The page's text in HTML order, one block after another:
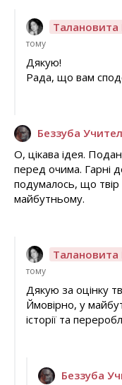
Талановита
тому
Дякую!
Рада, що вам
Беззуба
О, цікава ідея.
перед очима. Гарні
подумалось, що
майбутньому.
Талановита
тому
Дякую за оцінку
Ймовірно, у
історії та
Беззуба